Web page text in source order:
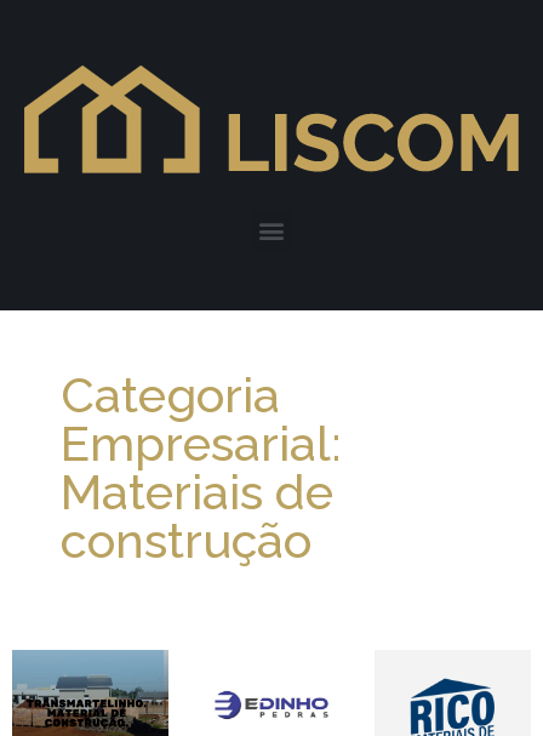
Categoria
Empresarial:
Materiais de
construção